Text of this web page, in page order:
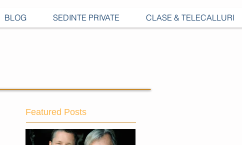
BLOG SEDINTE PRIVATE CLASE & TELECALLURI
Featured Posts